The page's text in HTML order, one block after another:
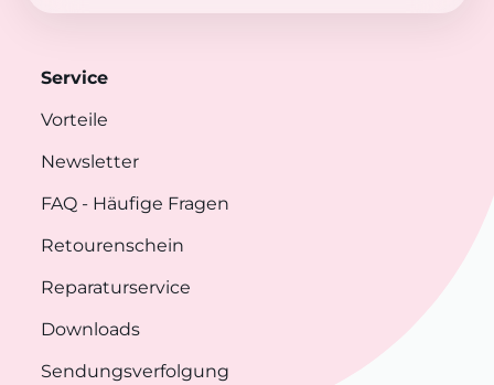
Service
Vorteile
Newsletter
FAQ - Häufige Fragen
Retourenschein
Reparaturservice
Downloads
Sendungsverfolgung